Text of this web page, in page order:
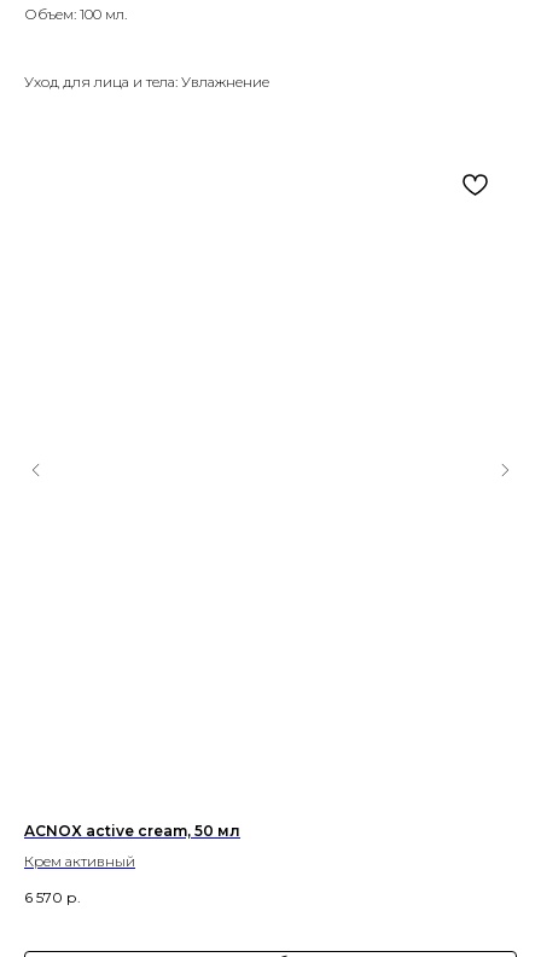
Объем: 100 мл.
Уход для лица и тела: Увлажнение
ACNOX active cream, 50 мл
Крем активный
6 570 р.